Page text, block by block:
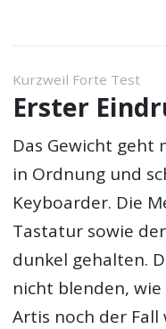
Kurzweil Forte Test
Erster
Das Gewicht geht
in Ordnung und
Keyboarder. Die
Tastatur sowie
dunkel gehalten.
nicht blenden,
Artis noch der Fall